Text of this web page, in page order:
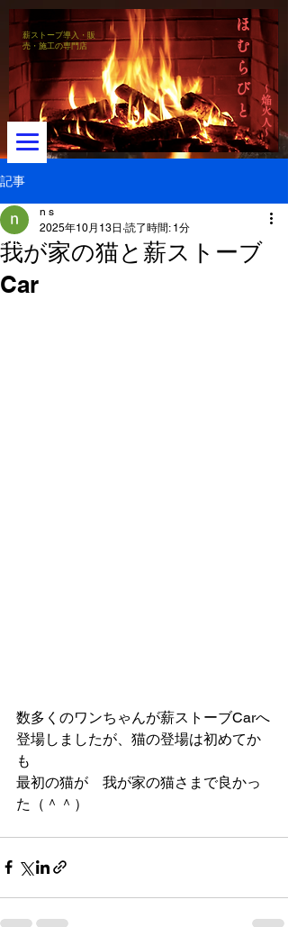
メニュー
薪ストーブ導入・販
売・施工の専門店
ほ
む
ら
び
と
～焔火人～
記事
我が家の猫と薪ストーブ
Car
n s
2025年10月13日 読了時間: 1分
数多くのワンちゃんが薪ストーブCarへ
登場しましたが、猫の登場は初めてか
も
最初の猫が　我が家の猫さまで良かっ
た（＾＾）